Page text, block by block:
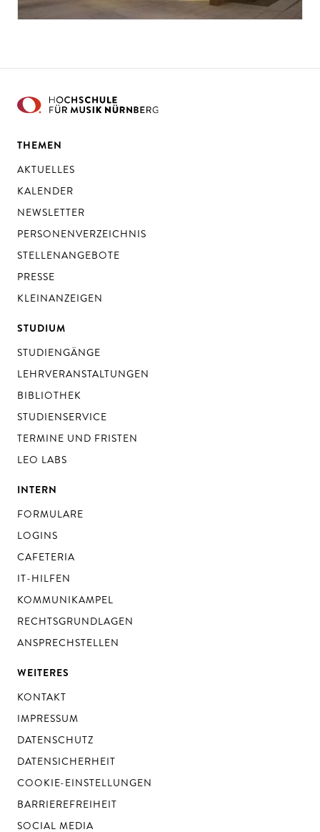
THEMEN
AKTUELLES
KALENDER
NEWSLETTER
PERSONENVERZEICHNIS
STELLENANGEBOTE
PRESSE
KLEINANZEIGEN
STUDIUM
STUDIENGÄNGE
LEHRVERANSTALTUNGEN
BIBLIOTHEK
STUDIENSERVICE
TERMINE UND FRISTEN
LEO LABS
INTERN
FORMULARE
LOGINS
CAFETERIA
IT-HILFEN
KOMMUNIKAMPEL
RECHTSGRUNDLAGEN
ANSPRECHSTELLEN
WEITERES
KONTAKT
IMPRESSUM
DATENSCHUTZ
DATENSICHERHEIT
COOKIE-EINSTELLUNGEN
BARRIEREFREIHEIT
SOCIAL MEDIA